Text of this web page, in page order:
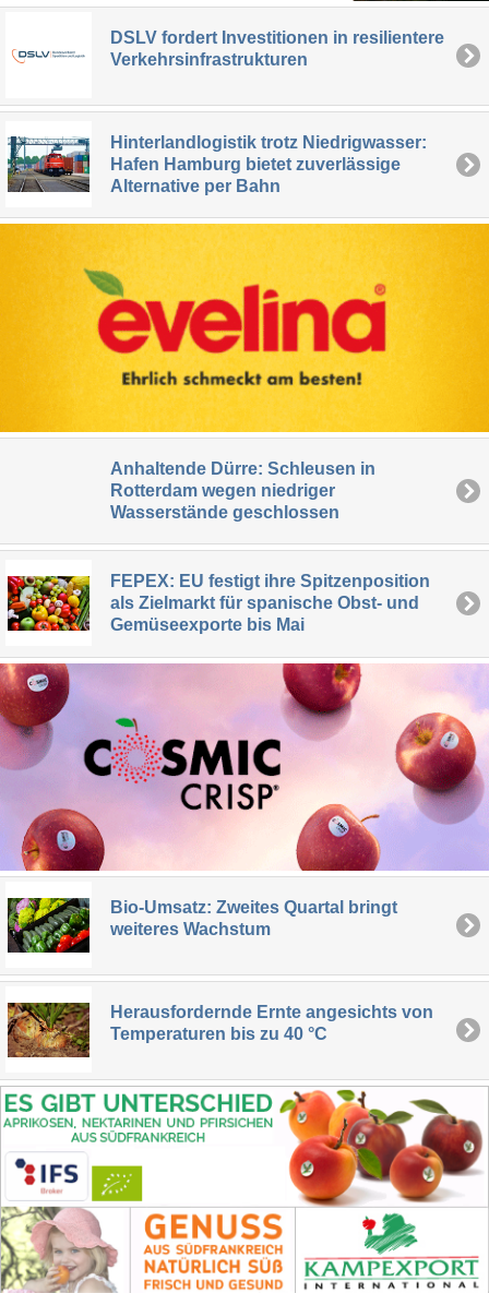
DSLV fordert Investitionen in resilientere
Verkehrsinfrastrukturen
Hinterlandlogistik trotz Niedrigwasser:
Hafen Hamburg bietet zuverlässige
Alternative per Bahn
Anhaltende Dürre: Schleusen in
Rotterdam wegen niedriger
Wasserstände geschlossen
FEPEX: EU festigt ihre Spitzenposition
als Zielmarkt für spanische Obst- und
Gemüseexporte bis Mai
Bio-Umsatz: Zweites Quartal bringt
weiteres Wachstum
Herausfordernde Ernte angesichts von
Temperaturen bis zu 40 °C